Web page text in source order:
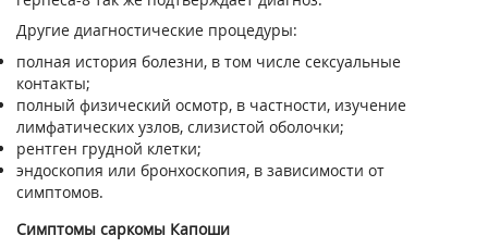
Другие диагностические процедуры:
полная история болезни, в том числе сексуальные
контакты;
полный физический осмотр, в частности, изучение
лимфатических узлов, слизистой оболочки;
рентген грудной клетки;
эндоскопия или бронхоскопия, в зависимости от
симптомов.
Симптомы саркомы Капоши